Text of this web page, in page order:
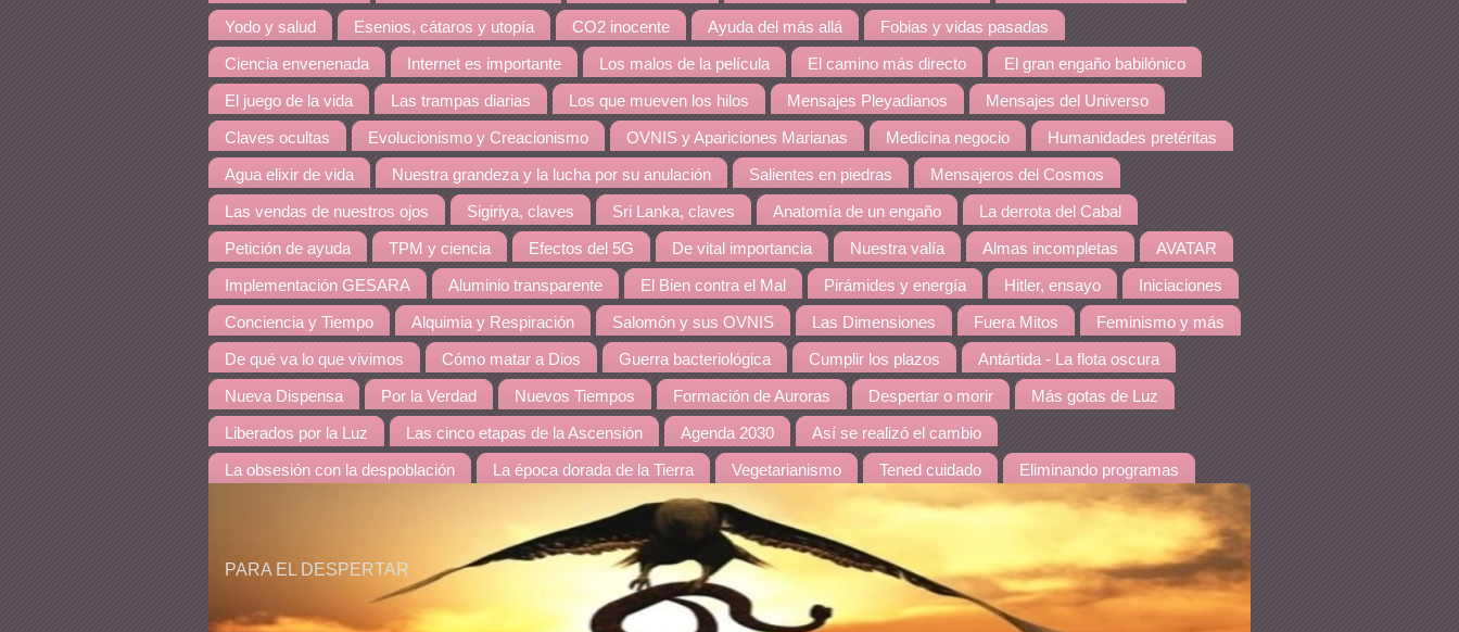
Yodo y salud Esenios, cátaros y utopía CO2 inocente Ayuda del más allá Fobias y vidas pasadas
Ciencia envenenada Internet es importante Los malos de la película El camino más directo El gran engaño babilónico
El juego de la vida Las trampas diarias Los que mueven los hilos Mensajes Pleyadianos Mensajes del Universo
Claves ocultas Evolucionismo y Creacionismo OVNIS y Apariciones Marianas Medicina negocio Humanidades pretéritas
Agua elixir de vida Nuestra grandeza y la lucha por su anulación Salientes en piedras Mensajeros del Cosmos
Las vendas de nuestros ojos Sigiriya, claves Sri Lanka, claves Anatomía de un engaño La derrota del Cabal
Petición de ayuda TPM y ciencia Efectos del 5G De vital importancia Nuestra valía Almas incompletas AVATAR
Implementación GESARA Aluminio transparente El Bien contra el Mal Pirámides y energía Hitler, ensayo Iniciaciones
Conciencia y Tiempo Alquimia y Respiración Salomón y sus OVNIS Las Dimensiones Fuera Mitos Feminismo y más
De qué va lo que vivimos Cómo matar a Dios Guerra bacteriológica Cumplir los plazos Antártida - La flota oscura
Nueva Dispensa Por la Verdad Nuevos Tiempos Formación de Auroras Despertar o morir Más gotas de Luz
Liberados por la Luz Las cinco etapas de la Ascensión Agenda 2030 Así se realizó el cambio
La obsesión con la despoblación La época dorada de la Tierra Vegetarianismo Tened cuidado Eliminando programas
PARA EL DESPERTAR